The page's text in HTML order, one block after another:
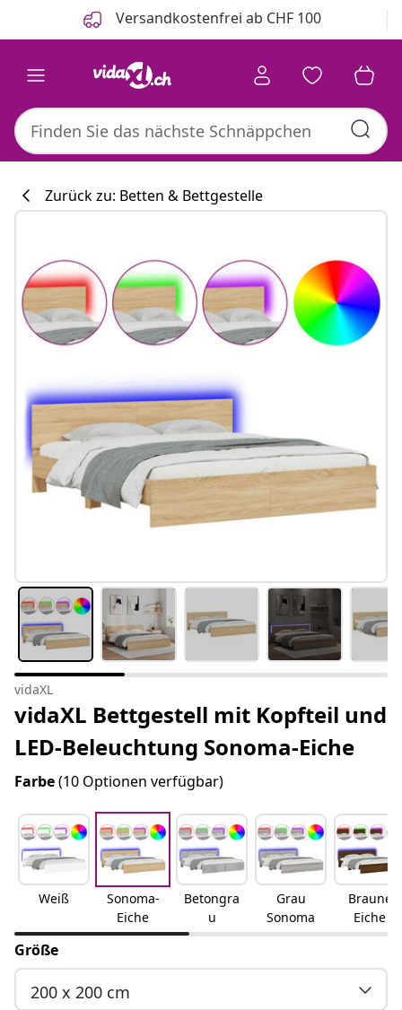
Versandkostenfrei ab CHF 100
Zurück zu: Betten & Bettgestelle
vidaXL
vidaXL Bettgestell mit Kopfteil und
LED-Beleuchtung Sonoma-Eiche
Farbe(10 Optionen verfügbar)
Weiß
Sonoma-
Eiche
Betongra
u
Grau
Sonoma
Braune
Eiche
Größe
200 x 200 cm